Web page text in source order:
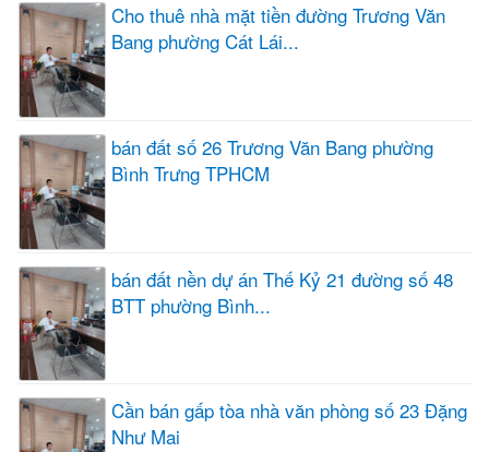
Cho thuê nhà mặt tiền đường Trương Văn
Bang phường Cát Lái...
bán đất số 26 Trương Văn Bang phường
Bình Trưng TPHCM
bán đất nền dự án Thế Kỷ 21 đường số 48
BTT phường Bình...
Cần bán gấp tòa nhà văn phòng số 23 Đặng
Như Mai